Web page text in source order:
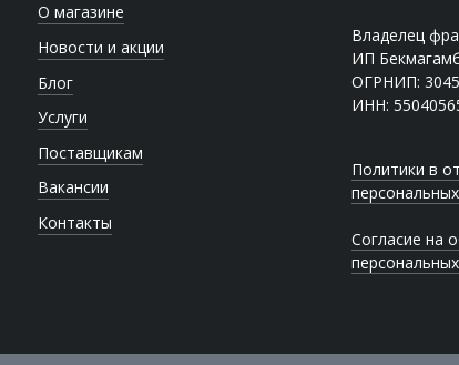
О магазине
Новости и акции
Блог
Услуги
Поставщикам
Вакансии
Контакты
Владелец
ИП
ОГРНИП:
ИНН:
Политики в
Согласие на